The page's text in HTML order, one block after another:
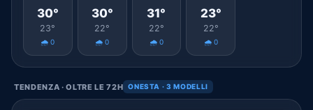
30°
23°
🌧️ 0
30°
22°
🌧️ 0
31°
22°
🌧️ 0
23°
22°
🌧️ 0
TENDENZA · OLTRE LE 72H ONESTA · 3 MODELLI